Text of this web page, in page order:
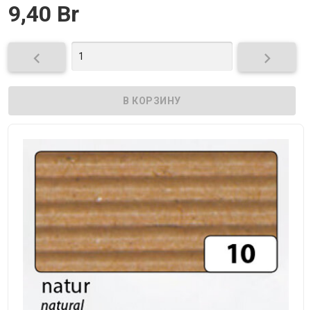
9,40 Br
 